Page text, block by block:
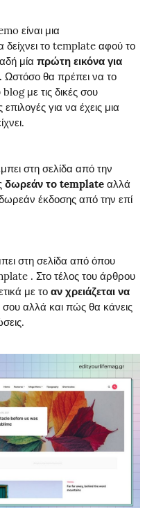
είναι μια
το template αφού το
μία πρώτη εικόνα για
Ωστόσο θα πρέπει να το
με τις δικές σου
για να έχεις μια
στη σελίδα από την
δωρεάν το template αλλά
έκδοσης από την επί
στη σελίδα από όπου
. Στο τέλος του άρθρου
με το αν χρειάζεται να
σου αλλά και πώς θα κάνεις